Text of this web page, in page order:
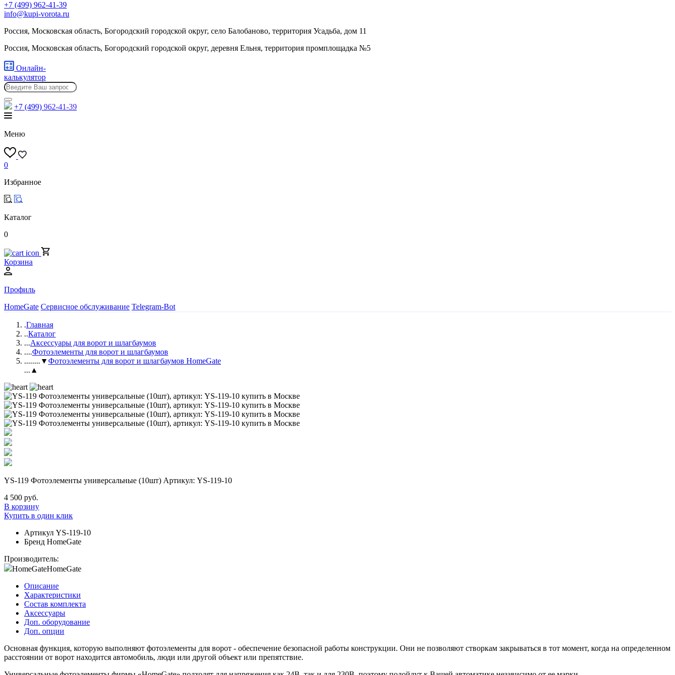
+7 (499) 962-41-39
info@kupi-vorota.ru
Россия, Московская область, Богородский городской округ, село Балобаново, территория Усадьба, дом 11
Россия, Московская область, Богородский городской округ, деревня Ельня, территория промплощадка №5
Онлайн-
калькулятор
+7 (499) 962-41-39
Меню
0
Избранное
Каталог
0
Корзина
Профиль
HomeGate Сервисное обслуживание Telegram-Bot
.Главная
..Каталог
...Аксессуары для ворот и шлагбаумов
....Фотоэлементы для ворот и шлагбаумов
........▼Фотоэлементы для ворот и шлагбаумов HomeGate
...▲
YS-119 Фотоэлементы универсальные (10шт) Артикул: YS-119-10
4 500 руб.
В корзину
Купить в один клик
Артикул YS-119-10
Бренд HomeGate
Производитель:
HomeGateHomeGate
Описание
Характеристики
Состав комплекта
Аксессуары
Доп. оборудование
Доп. опции
Основная функция, которую выполняют фотоэлементы для ворот - обеспечение безопасной работы конструкции. Они не позволяют створкам закрываться в тот момент, когда на определенном
расстоянии от ворот находится автомобиль, люди или другой объект или препятствие.